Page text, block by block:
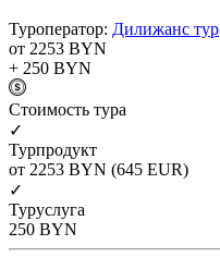
Туроператор: Дилижанс тур
от 2253 BYN
+ 250 BYN
Cтоимость тура
✓
Турпродукт
от 2253 BYN (645 EUR)
✓
Туруслуга
250 BYN